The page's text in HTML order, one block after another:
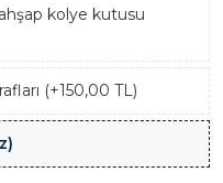
kolye kutusu
(+150,00 TL)